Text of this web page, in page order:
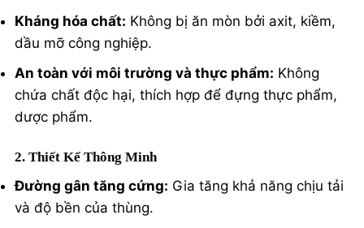
Kháng hóa chất: Không bị ăn mòn bởi axit, kiềm,
dầu mỡ công nghiệp.
An toàn với môi trường và thực phẩm: Không
chứa chất độc hại, thích hợp để đựng thực phẩm,
dược phẩm.
2. Thiết Kế Thông Minh
Đường gân tăng cứng: Gia tăng khả năng chịu tải
và độ bền của thùng.